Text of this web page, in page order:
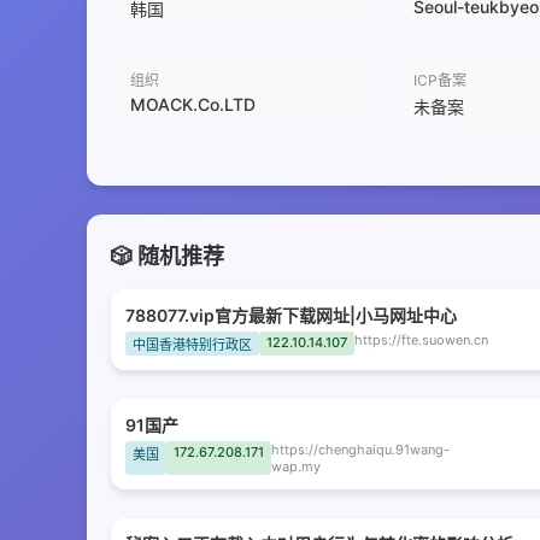
韩国 Seoul-
组织
MOACK.Co.LTD
ICP备案
未备案
🎲 随机推荐
788077.vip官方最新下载网址|小马网址中心
中国香港特别行政区 122.10.14.107 https://fte.suowen.cn
91国产
美国 172.67.208.171 https://chenghaiqu.91wang-
wap.my